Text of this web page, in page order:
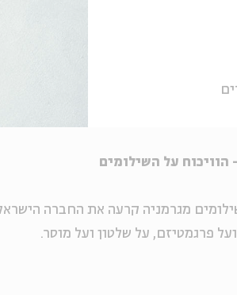
על השילומים
מגרמניה קרעה את החברה
פרגמטיזם, על שלטון ועל מוסר.